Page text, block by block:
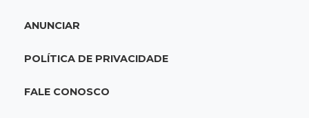
só volta na próxima quarta
15:45 Vídeo
Jovem é baleado por atiradores na loja do pai
ANUNCIAR
POLÍTICA DE PRIVACIDADE
FALE CONOSCO